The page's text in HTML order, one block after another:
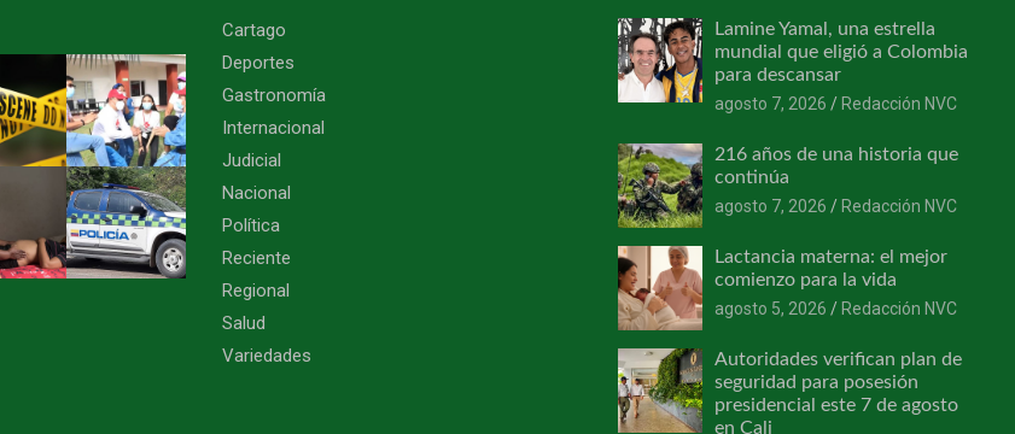
Cartago
Deportes
Gastronomía
Internacional
Judicial
Nacional
Política
Reciente
Regional
Salud
Variedades
Lamine Yamal, una estrella
mundial que eligió a Colombia
para descansar
agosto 7, 2026
Redacción NVC
216 años de una historia que
continúa
agosto 7, 2026
Redacción NVC
Lactancia materna: el mejor
comienzo para la vida
agosto 5, 2026
Redacción NVC
Autoridades verifican plan de
seguridad para posesión
presidencial este 7 de agosto
en Cali